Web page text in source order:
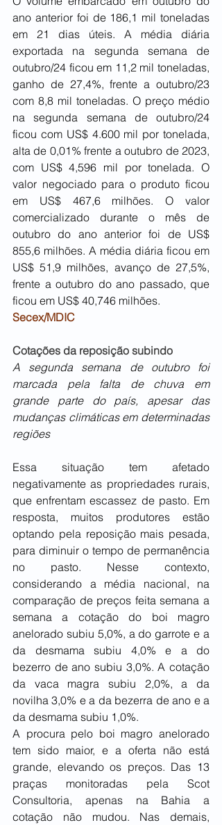
ano anterior foi de 186,1 mil toneladas
em 21 dias úteis. A média diária
exportada na segunda semana de
outubro/24 ficou em 11,2 mil toneladas,
ganho de 27,4%, frente a outubro/23
com 8,8 mil toneladas. O preço médio
na segunda semana de outubro/24
ficou com US$ 4.600 mil por tonelada,
alta de 0,01% frente a outubro de 2023,
com US$ 4,596 mil por tonelada. O
valor negociado para o produto ficou
em US$ 467,6 milhões. O valor
comercializado durante o mês de
outubro do ano anterior foi de US$
855,6 milhões. A média diária ficou em
US$ 51,9 milhões, avanço de 27,5%,
frente a outubro do ano passado, que
ficou em US$ 40,746 milhões.
Secex/MDIC
Cotações da reposição subindo
A segunda semana de outubro foi
marcada pela falta de chuva em
grande parte do país, apesar das
mudanças climáticas em determinadas
regiões
Essa situação tem afetado
negativamente as propriedades rurais,
que enfrentam escassez de pasto. Em
resposta, muitos produtores estão
optando pela reposição mais pesada,
para diminuir o tempo de permanência
no pasto. Nesse contexto,
considerando a média nacional, na
comparação de preços feita semana a
semana a cotação do boi magro
anelorado subiu 5,0%, a do garrote e a
da desmama subiu 4,0% e a do
bezerro de ano subiu 3,0%. A cotação
da vaca magra subiu 2,0%, a da
novilha 3,0% e a da bezerra de ano e a
da desmama subiu 1,0%.
A procura pelo boi magro anelorado
tem sido maior, e a oferta não está
grande, elevando os preços. Das 13
praças monitoradas pela Scot
Consultoria, apenas na Bahia a
cotação não mudou. Nas demais,